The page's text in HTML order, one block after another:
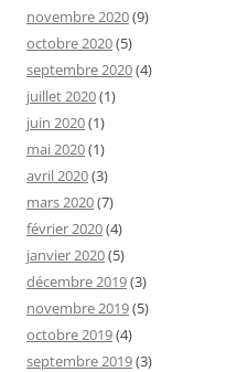
novembre 2020(9)
octobre 2020(5)
septembre 2020(4)
juillet 2020(1)
juin 2020(1)
mai 2020(1)
avril 2020(3)
mars 2020(7)
février 2020(4)
janvier 2020(5)
décembre 2019(3)
novembre 2019(5)
octobre 2019(4)
septembre 2019(3)